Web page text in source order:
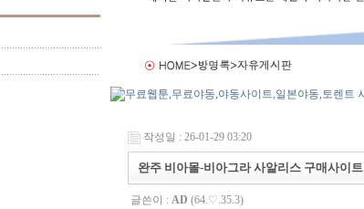
작성일 : 26-01-29 03:20
완주 비아몰-비아그라 사알리스 구매사이트
글쓴이 : AD (64.♡.35.3)